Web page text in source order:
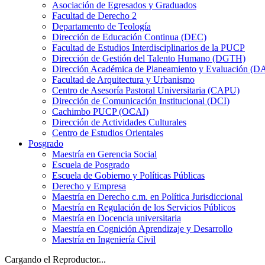
Asociación de Egresados y Graduados
Facultad de Derecho 2
Departamento de Teología
Dirección de Educación Continua (DEC)
Facultad de Estudios Interdisciplinarios de la PUCP
Dirección de Gestión del Talento Humano (DGTH)
Dirección Académica de Planeamiento y Evaluación
Facultad de Arquitectura y Urbanismo
Centro de Asesoría Pastoral Universitaria (CAPU)
Dirección de Comunicación Institucional (DCI)
Cachimbo PUCP (OCAI)
Dirección de Actividades Culturales
Centro de Estudios Orientales
Posgrado
Maestría en Gerencia Social
Escuela de Posgrado
Escuela de Gobierno y Políticas Públicas
Derecho y Empresa
Maestría en Derecho c.m. en Política Jurisdiccional
Maestría en Regulación de los Servicios Públicos
Maestría en Docencia universitaria
Maestría en Cognición Aprendizaje y Desarrollo
Maestría en Ingeniería Civil
Cargando el Reproductor...